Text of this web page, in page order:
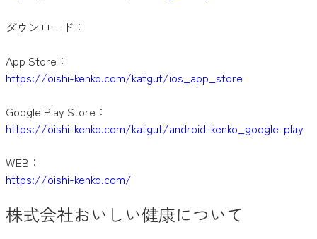
ダウンロード：
App Store：
https://oishi-kenko.com/katgut/ios_app_store
Google Play Store：
https://oishi-kenko.com/katgut/android-kenko_google-play
WEB：
https://oishi-kenko.com/
株式会社おいしい健康について